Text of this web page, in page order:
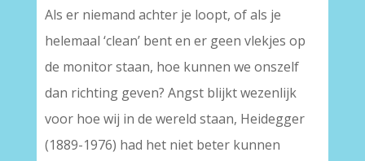
Als er niemand achter je loopt, of als je
helemaal ‘clean’ bent en er geen vlekjes op
de monitor staan, hoe kunnen we onszelf
dan richting geven? Angst blijkt wezenlijk
voor hoe wij in de wereld staan, Heidegger
(1889-1976) had het niet beter kunnen